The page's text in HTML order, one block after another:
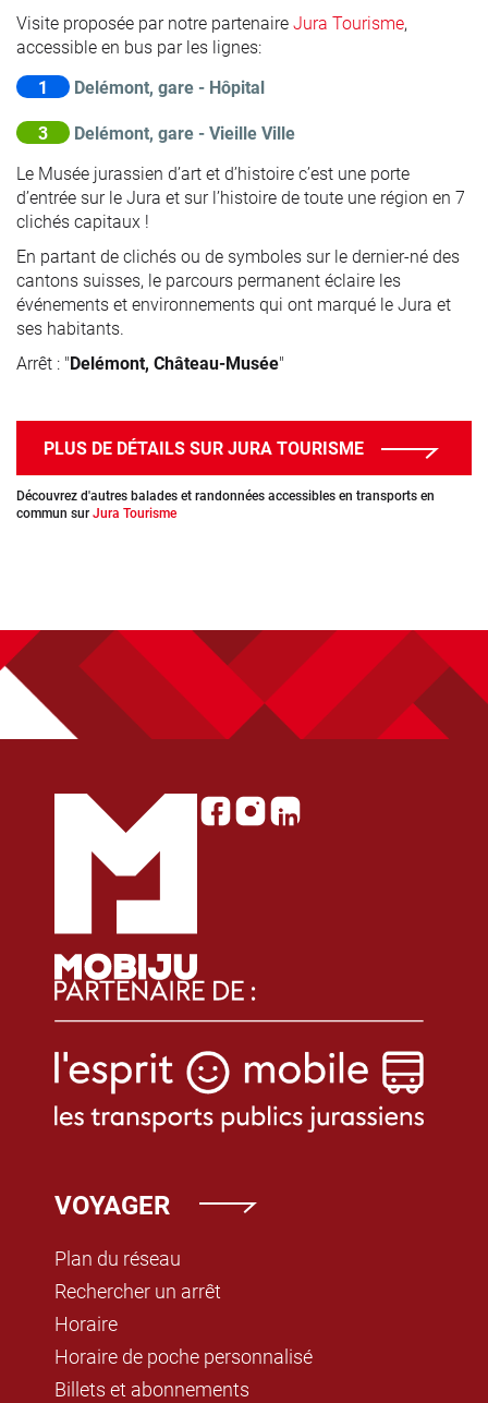
Visite proposée par notre partenaireJura Tourisme,
accessible en bus par les lignes:
1
Delémont, gare - Hôpital
3
Delémont, gare - Vieille Ville
Le Musée jurassien d’art et d’histoire c’est une porte
d’entrée sur le Jura et sur l’histoire de toute une région en 7
clichés capitaux !
En partant de clichés ou de symboles sur le dernier-né des
cantons suisses, le parcours permanent éclaire les
événements et environnements qui ont marqué le Jura et
ses habitants.
Arrêt : "Delémont, Château-Musée"
PLUS DE DÉTAILS SUR JURA TOURISME
Découvrez d'autres balades et randonnées accessibles en transports en
commun surJura Tourisme
VOYAGER
Plan du réseau
Rechercher un arrêt
Horaire
Horaire de poche personnalisé
Billets et abonnements